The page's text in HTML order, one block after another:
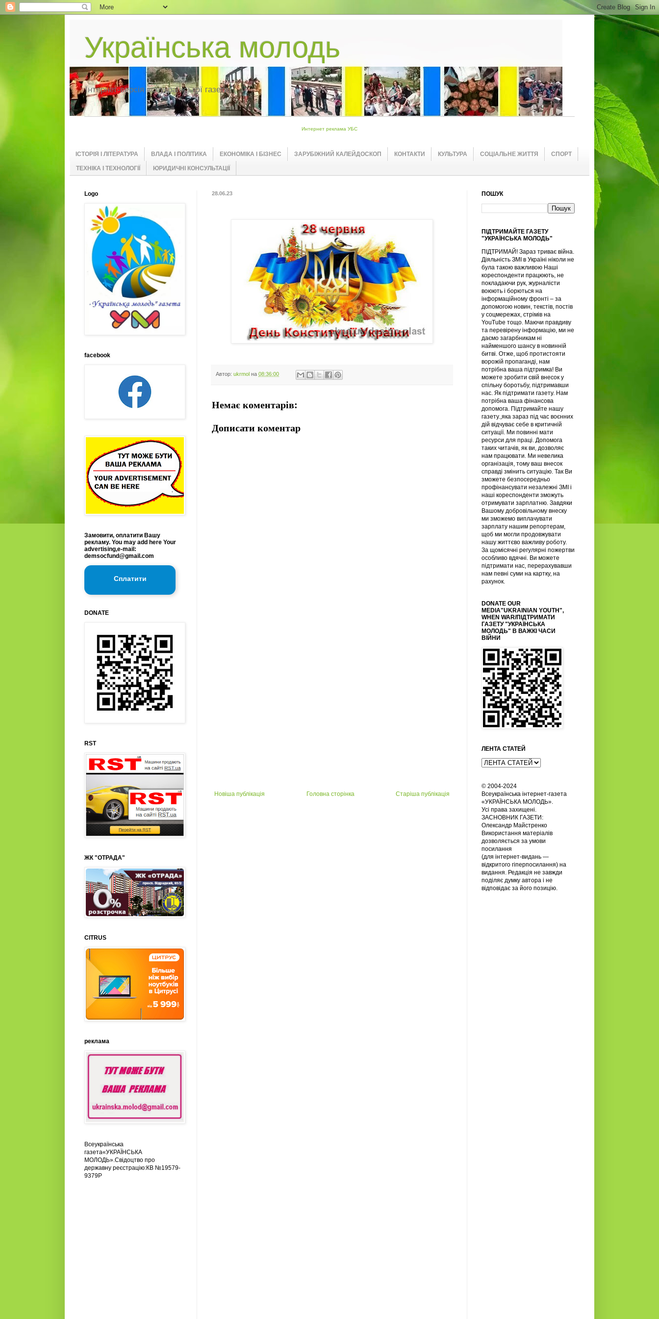
Українська молодь
Інтернет-версія всеукраїнської газети
Интернет реклама УБС
ІСТОРІЯ І ЛІТЕРАТУРА ВЛАДА І ПОЛІТИКА ЕКОНОМІКА І БІЗНЕС ЗАРУБІЖНИЙ КАЛЕЙДОСКОП КОНТАКТИ КУЛЬТУРА СОЦІАЛЬНЕ ЖИТТЯ СПОРТ
ТЕХНІКА І ТЕХНОЛОГІЇ ЮРИДИЧНІ КОНСУЛЬТАЦІЇ
28.06.23
Автор: ukrmol на 08:36:00
Немає коментарів:
Дописати коментар
Новіша публікація Старіша публікація
Головна сторінка
Logo
facebook
Замовити, оплатити Вашу
рекламу. You may add here Your
advertising,e-mail:
demsocfund@gmail.com
Сплатити
DONATE
RST
ЖК "ОТРАДА"
CITRUS
реклама
Всеукраїнська
газета«УКРАЇНСЬКА
МОЛОДЬ».Свідоцтво про
державну реєстрацію:КВ №19579-
9379Р
ПОШУК
ПІДТРИМАЙТЕ ГАЗЕТУ
"УКРАЇНСЬКА МОЛОДЬ"
ПІДТРИМАЙ! Зараз триває війна.
Діяльність ЗМІ в Україні ніколи не
була такою важливою Наші
кореспонденти працюють, не
покладаючи рук, журналісти
воюють і борються на
інформаційному фронті – за
допомогою новин, текстів, постів
у соцмережах, стрімів на
YouTube тощо. Маючи правдиву
та перевірену інформацію, ми не
даємо загарбникам ні
найменшого шансу в новинній
битві. Отже, щоб протистояти
ворожій пропаганді, нам
потрібна ваша підтримка! Ви
можете зробити свій внесок у
спільну боротьбу, підтримавши
нас. Як підтримати газету. Нам
потрібна ваша фінансова
допомога. Підтримайте нашу
газету.,яка зараз під час воєнних
дій відчуває себе в критичній
ситуації. Ми повинні мати
ресурси для праці. Допомога
таких читачів, як ви, дозволяє
нам працювати. Ми невелика
організація, тому ваш внесок
справді змінить ситуацію. Так Ви
зможете безпосередньо
профінансувати незалежні ЗМІ і
наші кореспонденти зможуть
отримувати зарплатню. Завдяки
Вашому добровільному внеску
ми зможемо виплачувати
зарплату нашим репортерам,
щоб ми могли продовжувати
нашу життєво важливу роботу.
За щомісячні регулярні пожертви
особливо вдячні. Ви можете
підтримати нас, перерахувавши
нам певні суми на картку, на
рахунок.
DONATE OUR
MEDIA"UKRAINIAN YOUTH",
WHEN WAR/ПІДТРИМАТИ
ГАЗЕТУ "УКРАЇНСЬКА
МОЛОДЬ" В ВАЖКІ ЧАСИ
ВІЙНИ
ЛЕНТА СТАТЕЙ
© 2004-2024
Всеукраїнська інтернет-газета
«УКРАЇНСЬКА МОЛОДЬ».
Усi права захищенi.
ЗАСНОВНИК ГАЗЕТИ:
Олександр Майстренко
Використання матеріалів
дозволяється за умови
посилання
(для інтернет-видань —
відкритого гіперпосилання) на
видання. Редакція не завжди
поділяє думку автора і не
відповідає за його позицію.